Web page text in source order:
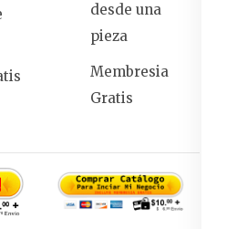
desde una
pieza
Membresia
Gratis